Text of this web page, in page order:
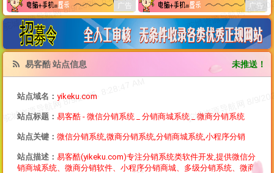
易客酷 站点信息 未推送！
站点域名： yikeku.com
站点标题： 易客酷 - 微信分销系统 _ 分销商城系统 _ 微商分销系统
站点关键： 微信分销系统,微商分销系统,分销商城系统,小程序分销
站点描述： 易客酷(yikeku.com)专注分销系统类软件开发,提供微信分
销商城系统、微商分销软件、小程序分销商城、多级分销系统、微商